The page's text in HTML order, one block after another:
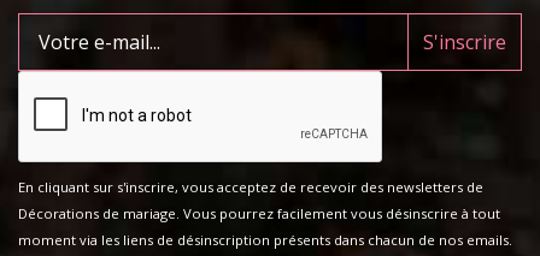
En cliquant sur s'inscrire, vous acceptez de recevoir des newsletters de
Décorations de mariage. Vous pourrez facilement vous désinscrire à tout
moment via les liens de désinscription présents dans chacun de nos emails.